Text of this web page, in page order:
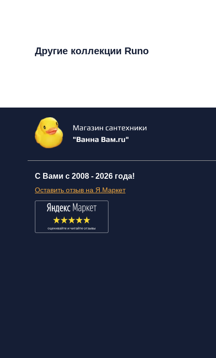
Другие коллекции Runo
С Вами с 2008 - 2026 года!
Оставить отзыв на Я.Маркет